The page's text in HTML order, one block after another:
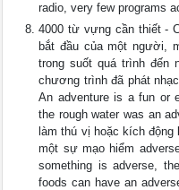
radio, very few programs
4000 từ vựng cần thiết -
bắt đầu của một người,
trong suốt quá trình đến
chương trình đã phát
An adventure is a fun or
the rough water was an
làm thú vị hoặc kích
một sự mạo hiểm
something is adverse,
foods can have an